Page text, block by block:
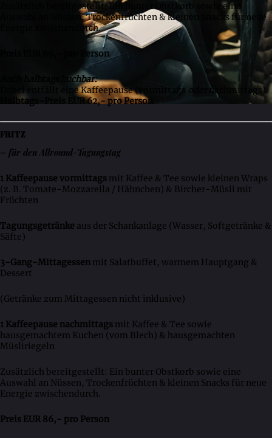
Zusätzlich bereitgestellt: Ein bunter Obstkorb sowie eine
Auswahl an Nüssen, Trockenfrüchten & kleinen Snacks für neue
Energie zwischendurch.
Preis EUR 69,- pro Person
Auch halbtags buchbar:
Dabei entfällt eine Kaffeepause (vormittags oder
nachmittags).
Halbtags-Preis EUR 62,- pro Person
FRITZ
– für den Allround-Tagungstag
1 Kaffeepause vormittags mit Kaffee & Tee sowie kleinen Wraps
(z. B. Tomate-Mozzarella / Hähnchen) & Bircher-Müsli mit
Früchten
Tagungsgetränke aus der Schankanlage (Wasser, Softgetränke &
Säfte)
3-Gang-Mittagessen mit Salatbuffet, warmem Hauptgang &
Dessert
(Getränke zum Mittagessen nicht inklusive)
1 Kaffeepause nachmittags mit Kaffee & Tee sowie
hausgemachtem Kuchen (vom Blech) & hausgemachten
Müsliriegeln
Zusätzlich bereitgestellt: Ein bunter Obstkorb sowie eine
Auswahl an Nüssen, Trockenfrüchten & kleinen Snacks für neue
Energie zwischendurch.
Preis EUR 86,- pro Person